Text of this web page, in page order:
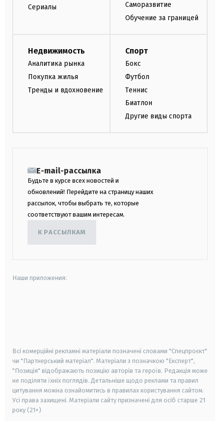
Сериалы
Саморазвитие
Обучение за границей
Недвижимость
Аналитика рынка
Покупка жилья
Тренды и вдохновение
Спорт
Бокс
Футбол
Теннис
Биатлон
Другие виды спорта
E-mail-рассылка
Будьте в курсе всех новостей и
обновлений! Перейдите на страницу наших
рассылок, чтобы выбрать те, которые
соответствуют вашим интересам.
К РАССЫЛКАМ
Наши приложения:
Всі комерційні рекламні матеріали позначені словами "Спецпроєкт"
чи "Партнерський матеріал". Матеріали з позначкою "Експерт",
"Позиція" відображають позицію авторів та героїв. Редакція може
не поділяти їхніх поглядів. Детальніше щодо реклами та правил
цитування можна ознайомитись в правилах користування сайтом.
Усі права захищені. Матеріали сайту призначені для осіб старше 21
року (21+)